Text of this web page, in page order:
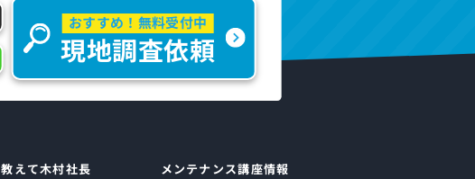
おすすめ！無料受付中
現地調査依頼
教えて木村社長
メンテナンス講座情報